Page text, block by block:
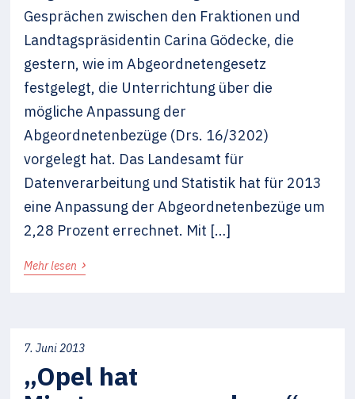
Gesprächen zwischen den Fraktionen und
Landtagspräsidentin Carina Gödecke, die
gestern, wie im Abgeordnetengesetz
festgelegt, die Unterrichtung über die
mögliche Anpassung der
Abgeordnetenbezüge (Drs. 16/3202)
vorgelegt hat. Das Landesamt für
Datenverarbeitung und Statistik hat für 2013
eine Anpassung der Abgeordnetenbezüge um
2,28 Prozent errechnet. Mit […]
Mehr lesen ›
7. Juni 2013
„Opel hat